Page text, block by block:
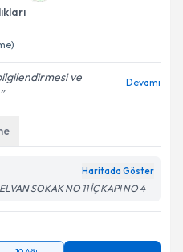
ve
Devamı
Haritada Göster
SOKAK NO 11 İÇ KAPI NO 4